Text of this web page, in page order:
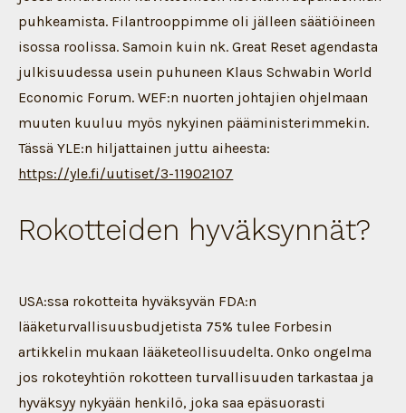
puhkeamista. Filantrooppimme oli jälleen säätiöineen
isossa roolissa. Samoin kuin nk. Great Reset agendasta
julkisuudessa usein puhuneen Klaus Schwabin World
Economic Forum. WEF:n nuorten johtajien ohjelmaan
muuten kuuluu myös nykyinen pääministerimmekin.
Tässä YLE:n hiljattainen juttu aiheesta:
https://yle.fi/uutiset/3-11902107
Rokotteiden hyväksynnät?
USA:ssa rokotteita hyväksyvän FDA:n
lääketurvallisuusbudjetista 75% tulee Forbesin
artikkelin mukaan lääketeollisuudelta. Onko ongelma
jos rokoteyhtiön rokotteen turvallisuuden tarkastaa ja
hyväksyy nykyään henkilö, joka saa epäsuorasti